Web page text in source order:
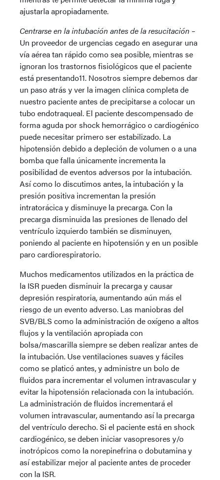
ajustarla apropiadamente.
Centrarse en la intubación antes de la resucitación –
Un proveedor de urgencias cegado en asegurar una
vía aérea tan rápido como sea posible, mientras se
ignoran los trastornos fisiológicos que el paciente
está presentando11. Nosotros siempre debemos dar
un paso atrás y ver la imagen clínica completa de
nuestro paciente antes de precipitarse a colocar un
tubo endotraqueal. El paciente descompensado de
forma aguda por shock hemorrágico o cardiogénico
puede necesitar primero ser estabilizado. La
hipotensión debido a depleción de volumen o a una
bomba que falla únicamente incrementa la
posibilidad de eventos adversos por la intubación.
Así como lo discutimos antes, la intubación y la
presión positiva incrementan la presión
intratorácica y disminuye la precarga. Con la
precarga disminuida las presiones de llenado del
ventrículo izquierdo también se disminuyen,
poniendo al paciente en hipotensión y en un posible
paro cardiorespiratorio.
Muchos medicamentos utilizados en la práctica de
la ISR pueden disminuir la precarga y causar
depresión respiratoria, aumentando aún más el
riesgo de un evento adverso. Las maniobras del
SVB/BLS como la administración de oxígeno a altos
flujos y la ventilación apropiada con
bolsa/mascarilla siempre se deben realizar antes de
la intubación. Use ventilaciones suaves y fáciles
como se platicó antes, y administre un bolo de
fluidos para incrementar el volumen intravascular y
evitar la hipotensión relacionada con la intubación.
La administración de fluidos incrementará el
volumen intravascular, aumentando así la precarga
del ventrículo derecho. Si el paciente está en shock
cardiogénico, se deben iniciar vasopresores y/o
inotrópicos como la norepinefrina o dobutamina y
así estabilizar mejor al paciente antes de proceder
con la ISR.